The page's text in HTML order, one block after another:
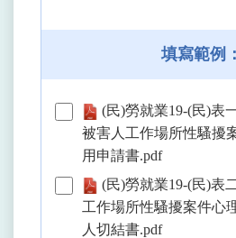
填寫範例：
(民)勞就業19-(民)表
被害人工作場所性騷擾
用申請書.pdf
(民)勞就業19-(民)表
工作場所性騷擾案件心
人切結書.pdf